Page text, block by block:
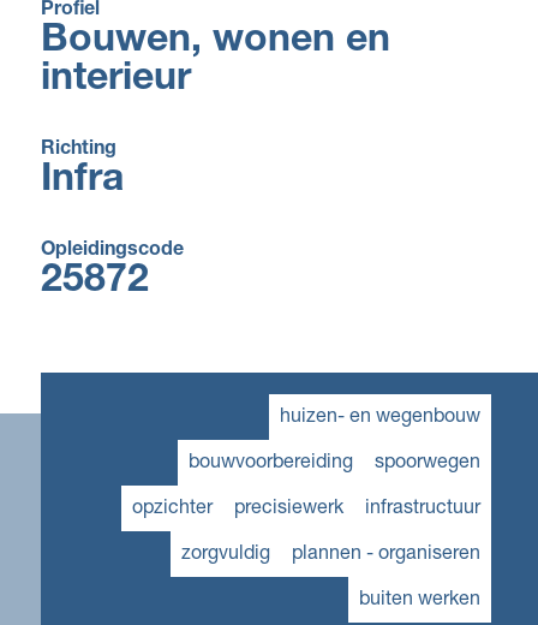
Profiel
Bouwen, wonen en
interieur
Richting
Infra
Opleidingscode
25872
huizen- en wegenbouw
bouwvoorbereiding spoorwegen
opzichter precisiewerk infrastructuur
zorgvuldig plannen - organiseren
buiten werken